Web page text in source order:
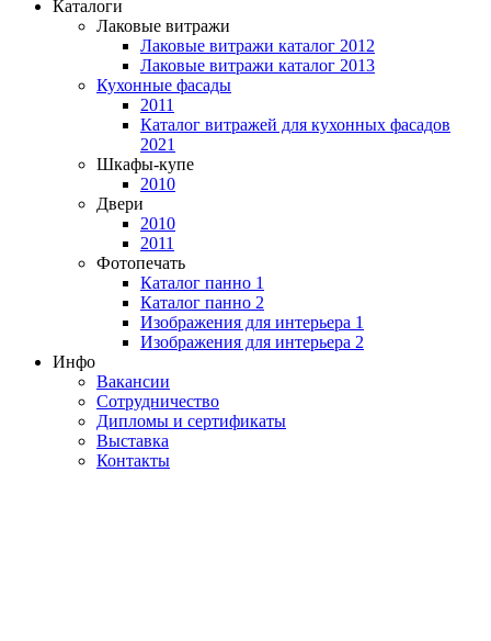
Каталоги
Лаковые витражи
Лаковые витражи каталог 2012
Лаковые витражи каталог 2013
Кухонные фасады
2011
Каталог витражей для кухонных фасадов
2021
Шкафы-купе
2010
Двери
2010
2011
Фотопечать
Каталог панно 1
Каталог панно 2
Изображения для интерьера 1
Изображения для интерьера 2
Инфо
Вакансии
Сотрудничество
Дипломы и сертификаты
Выставка
Контакты